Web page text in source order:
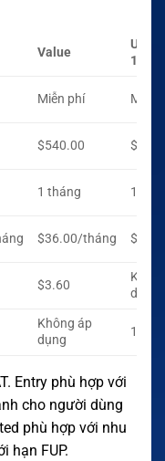
Value
144K
Miễn phí Miễn
$540.00
1 tháng 1
$36.00/tháng
$3.60
dụng
Không áp
dụng
15GB
Entry phù hợp với
cho người dùng
phù hợp với nhu
hạn FUP.